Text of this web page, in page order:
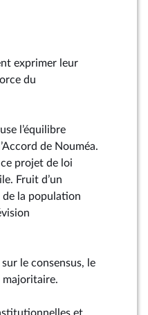
exprimer leur
du
l’équilibre
de Nouméa.
projet de loi
Fruit d’un
la population
le consensus, le